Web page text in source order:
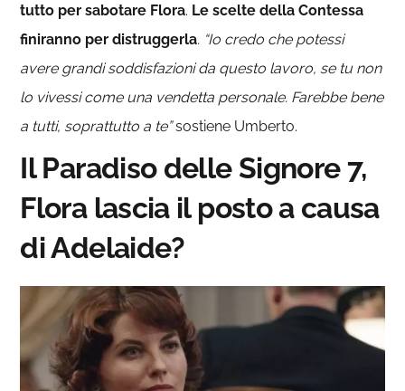
tutto per sabotare Flora. Le scelte della Contessa
finiranno per distruggerla. “Io credo che potessi
avere grandi soddisfazioni da questo lavoro, se tu non
lo vivessi come una vendetta personale. Farebbe bene
a tutti, soprattutto a te”sostiene Umberto.
Il Paradiso delle Signore 7,
Flora lascia il posto a causa
di Adelaide?